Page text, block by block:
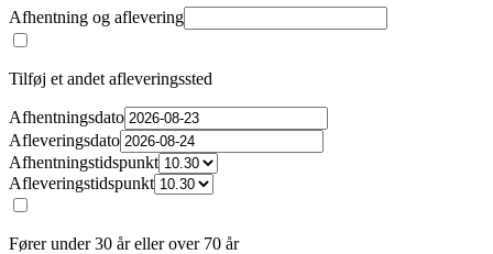
Afhentning og aflevering
Tilføj et andet afleveringssted
Afhentningsdato
Afleveringsdato
Afhentningstidspunkt
Afleveringstidspunkt
Fører under 30 år eller over 70 år